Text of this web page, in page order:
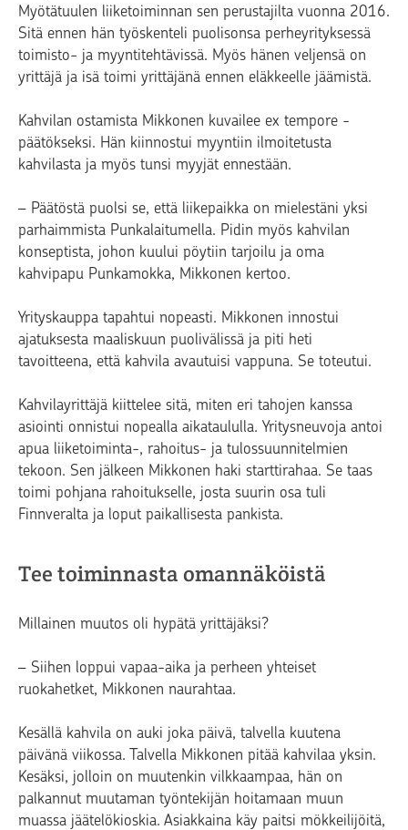
Myötätuulen liiketoiminnan sen perustajilta vuonna 2016.
Sitä ennen hän työskenteli puolisonsa perheyrityksessä
toimisto- ja myyntitehtävissä. Myös hänen veljensä on
yrittäjä ja isä toimi yrittäjänä ennen eläkkeelle jäämistä.
Kahvilan ostamista Mikkonen kuvailee ex tempore -
päätökseksi. Hän kiinnostui myyntiin ilmoitetusta
kahvilasta ja myös tunsi myyjät ennestään.
– Päätöstä puolsi se, että liikepaikka on mielestäni yksi
parhaimmista Punkalaitumella. Pidin myös kahvilan
konseptista, johon kuului pöytiin tarjoilu ja oma
kahvipapu Punkamokka, Mikkonen kertoo.
Yrityskauppa tapahtui nopeasti. Mikkonen innostui
ajatuksesta maaliskuun puolivälissä ja piti heti
tavoitteena, että kahvila avautuisi vappuna. Se toteutui.
Kahvilayrittäjä kiittelee sitä, miten eri tahojen kanssa
asiointi onnistui nopealla aikataululla. Yritysneuvoja antoi
apua liiketoiminta-, rahoitus- ja tulossuunnitelmien
tekoon. Sen jälkeen Mikkonen haki starttirahaa. Se taas
toimi pohjana rahoitukselle, josta suurin osa tuli
Finnveralta ja loput paikallisesta pankista.
Tee toiminnasta omannäköistä
Millainen muutos oli hypätä yrittäjäksi?
– Siihen loppui vapaa-aika ja perheen yhteiset
ruokahetket, Mikkonen naurahtaa.
Kesällä kahvila on auki joka päivä, talvella kuutena
päivänä viikossa. Talvella Mikkonen pitää kahvilaa yksin.
Kesäksi, jolloin on muutenkin vilkkaampaa, hän on
palkannut muutaman työntekijän hoitamaan muun
muassa jäätelökioskia. Asiakkaina käy paitsi mökkeilijöitä,